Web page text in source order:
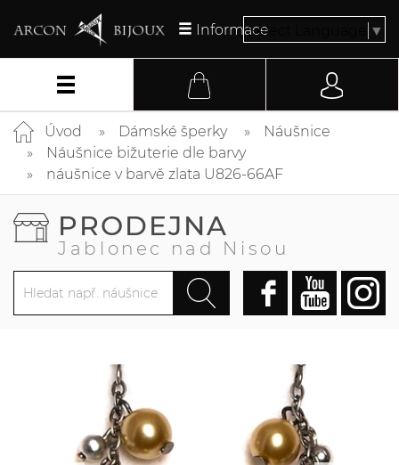
InformaceSelect Language ▼
Úvod Dámské šperky
Náušnice
Náušnice bižuterie dle barvy
náušnice v barvě zlata U826-66AF
PRODEJNA
Jablonec nad Nisou